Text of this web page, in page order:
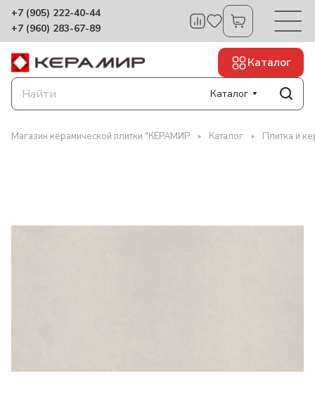
+7 (905) 222-40-44
+7 (960) 283-67-89
Каталог
Каталог
Магазин керамической плитки "КЕРАМИР Каталог Плитка и